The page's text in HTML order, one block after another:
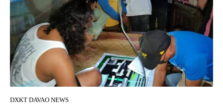
DXKT DAVAO NEWS